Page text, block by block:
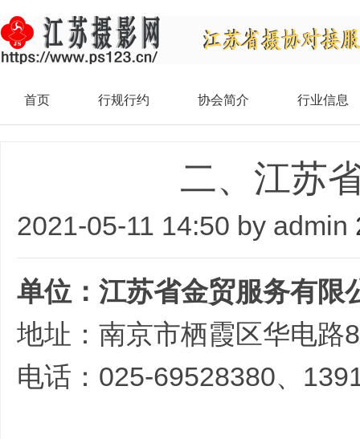
首页 行规行约 协会简介 行业信息
二、江苏
2021-05-11 14:50 by admin
单位：江苏省金贸服务有限
地址：南京市栖霞区华电路
电话：025-69528380、